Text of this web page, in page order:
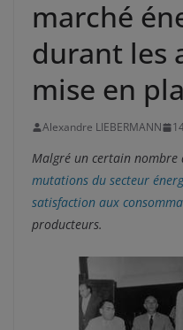
marché
durant les
mise en
Alexandre LIEBERMANN
Malgré un certain nombre
mutations du secteur
satisfaction aux
producteurs.